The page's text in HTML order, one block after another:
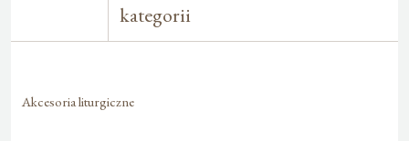
kategorii
Akcesoria liturgiczne